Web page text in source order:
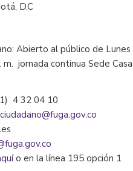
D.C
Abierto al público de Lunes
jornada continua Sede Casa
4 32 04 10
o en la línea 195 opción 1